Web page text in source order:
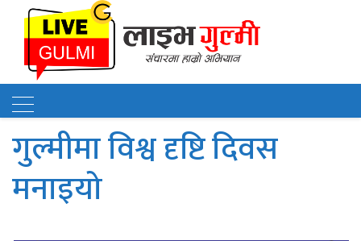
गुल्मीमा विश्व दृष्टि दिवस
मनाइयो